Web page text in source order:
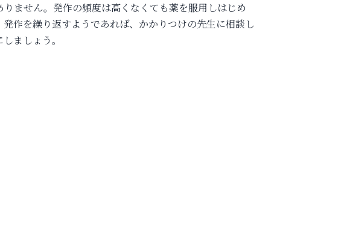
ません。発作の頻度は高くなくても薬を服用しはじめ
作を繰り返すようであれば、かかりつけの先生に相談し
ましょう。